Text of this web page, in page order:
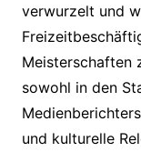
verwurzelt und
Meisterschaften
sowohl in den
und kulturelle